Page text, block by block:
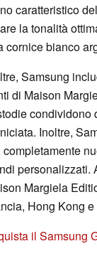
caratteristico
la tonalità
cornice bianco
Samsung
di Maison
condividono
Inoltre,
completamente
personalizzati.
Margiela
Hong Kong
il Samsung